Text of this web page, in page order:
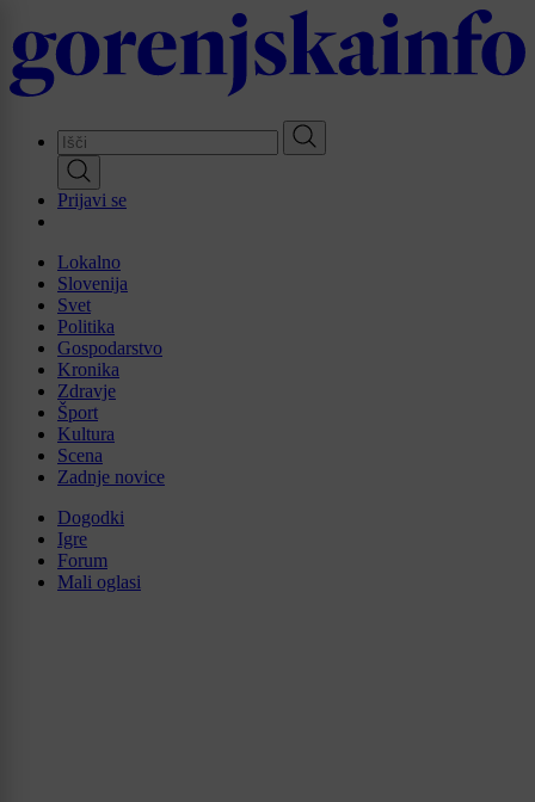
to
main
content
Prijavi se
Lokalno
Slovenija
Svet
Politika
Gospodarstvo
Kronika
Zdravje
Šport
Kultura
Scena
Zadnje novice
Dogodki
Igre
Forum
Mali oglasi